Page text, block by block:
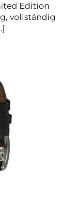
Edition
vollständig